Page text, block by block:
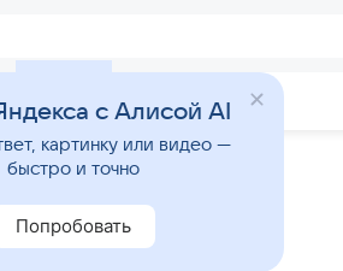
Приметы
с
с Алисой AI
картинку или видео —
быстро и точно
Попробовать